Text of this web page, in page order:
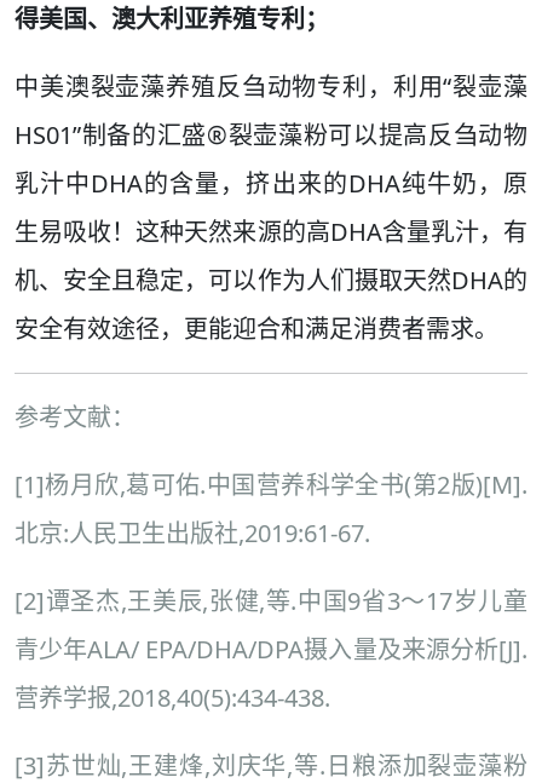
得美国、澳大利亚养殖专利；
中美澳裂壶藻养殖反刍动物专利，利用“裂壶藻
HS01”制备的汇盛®裂壶藻粉可以提高反刍动物
乳汁中DHA的含量，挤出来的DHA纯牛奶，原
生易吸收！这种天然来源的高DHA含量乳汁，有
机、安全且稳定，可以作为人们摄取天然DHA的
安全有效途径，更能迎合和满足消费者需求。
参考文献：
[1]杨月欣,葛可佑.中国营养科学全书(第2版)[M].
北京:人民卫生出版社,2019:61-67.
[2]谭圣杰,王美辰,张健,等.中国9省3～17岁儿童
青少年ALA/ EPA/DHA/DPA摄入量及来源分析[J].
营养学报,2018,40(5):434-438.
[3]苏世灿,王建烽,刘庆华,等.日粮添加裂壶藻粉